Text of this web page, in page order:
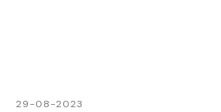
29-08-2023